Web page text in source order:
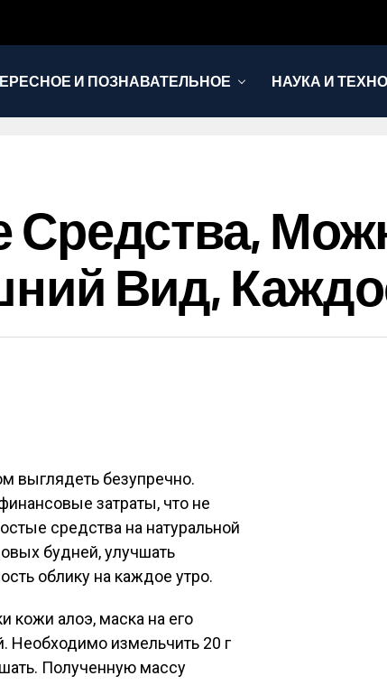
И ПОЗНАВАТЕЛЬНОЕ НАУКА И
Вид,
выглядеть безупречно.
затраты, что не
средства на натуральной
будней, улучшать
облику на каждое утро.
кожи алоэ, маска на его
Необходимо измельчить 20 г
Полученную массу